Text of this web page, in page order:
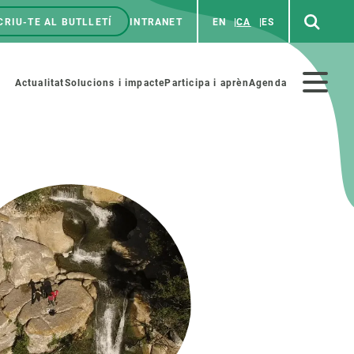
TE AL BUTLLETÍ INTRANET EN CA ES
Menú
ActualitatSolucions i impacteParticipa i aprènAgenda
i art
ciència amb nosaltres
educatius
NOTÍCIES I AGENDA
Agenda
Esdeveniments anteriors
Actualitat
Notícies